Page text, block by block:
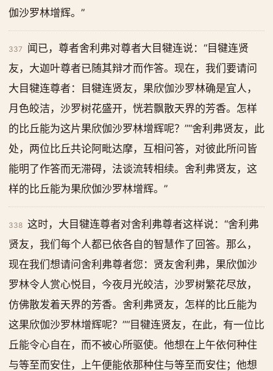
伽沙罗林增辉。”
337
闻已，尊者舍利弗对尊者大目犍连说：“目犍连贤
友，大迦叶尊者已随其辩才而作答。现在，我们要请问
大目犍连尊者：目犍连贤友，果欣伽沙罗林确是宜人，
月色皎洁，沙罗树花盛开，恍若飘散天界的芳香。怎样
的比丘能为这片果欣伽沙罗林增辉呢？”“舍利弗贤友，此
处，两位比丘共论阿毗达摩，互相问答，对彼此所问皆
能明了作答而无滞碍，法谈流转相续。舍利弗贤友，这
样的比丘能为果欣伽沙罗林增辉。”
338 这时，大目犍连尊者对舍利弗尊者这样说：“舍利弗
贤友，我们每个人都已依各自的智慧作了回答。那么，
现在我们想请问舍利弗尊者您：贤友舍利弗，果欣伽沙
罗林令人赏心悦目，今夜月光皎洁，沙罗树繁花尽放，
仿佛散发着天界的芳香。舍利弗贤友，怎样的比丘能为
这果欣伽沙罗林增辉呢？”“目犍连贤友，在此，有一位比
丘能令心自在，而不被心所驱使。他想在上午依何种住
与等至而安住，上午便能依那种住与等至而安住；他想